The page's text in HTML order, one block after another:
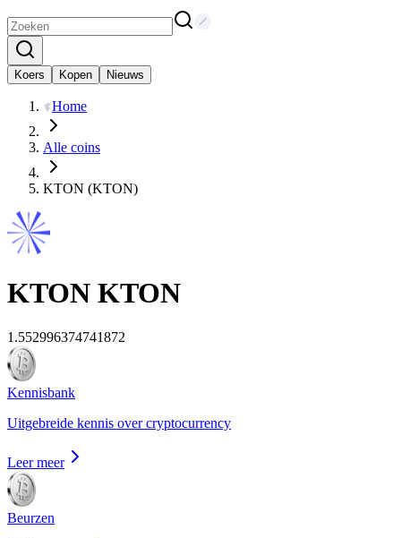
Koers Kopen Nieuws
Home
Alle coins
KTON (KTON)
KTON KTON
1.552996374741872
Kennisbank
Uitgebreide kennis over cryptocurrency
Leer meer
Beurzen